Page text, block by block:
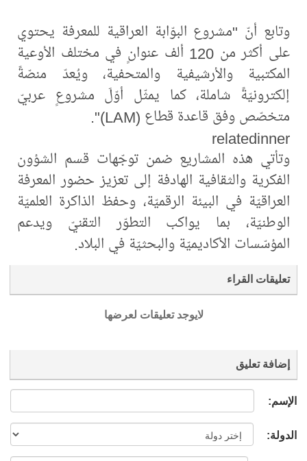
وتابع أنّ "مشروع البوّابة العراقية للمعرفة يحتوي
على أكثر من 120 ألف عنوانٍ في مختلف الأوعية
المكتبية والأرشيفية والمتحفية، ويُعدّ منصّةً
إلكترونيّةً شاملة، كما يمثّل أوّلَ مشروعٍ عربيّ
متخصّص وفق قاعدة قطاع (LAM)".
relatedinner
وتأتي هذه المشاريع ضمن توجّهات قسم الشؤون
الفكرية والثقافية الهادفة إلى تعزيز حضور المعرفة
العراقيّة في البيئة الرقميّة، وحفظ الذاكرة العلميّة
الوطنيّة، بما يواكب التطوّر التقنيّ ويدعم
المؤسّسات الأكاديميّة والبحثيّة في البلاد.
تعليقات القراء
لايوجد تعليقات لعرضها
إضافة تعليق
الإسم:
الدولة: